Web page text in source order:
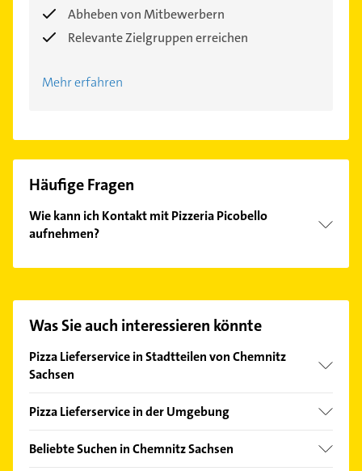
Abheben von Mitbewerbern
Relevante Zielgruppen erreichen
Mehr erfahren
Häufige Fragen
Wie kann ich Kontakt mit Pizzeria Picobello
aufnehmen?
finden Sie alleKontaktdaten.
Was Sie auch interessieren könnte
Pizza Lieferservice in Stadtteilen von Chemnitz
Sachsen
Kaßberg
Sonnenberg
Pizza Lieferservice in der Umgebung
Gelenau /Erzgebirge
Beliebte Suchen in Chemnitz Sachsen